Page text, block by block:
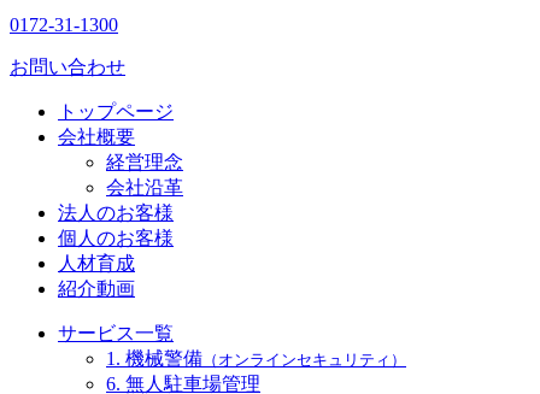
0172-31-1300
お問い合わせ
トップページ
会社概要
経営理念
会社沿革
法人のお客様
個人のお客様
人材育成
紹介動画
サービス一覧
1. 機械警備 （オンラインセキュリティ）
6. 無人駐車場管理